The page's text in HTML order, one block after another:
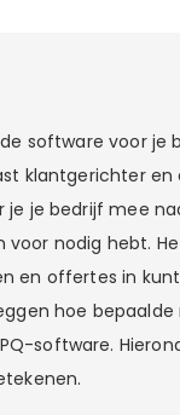
software voor
klantgerichter
je bedrijf mee
voor nodig hebt.
en offertes in
hoe
software.